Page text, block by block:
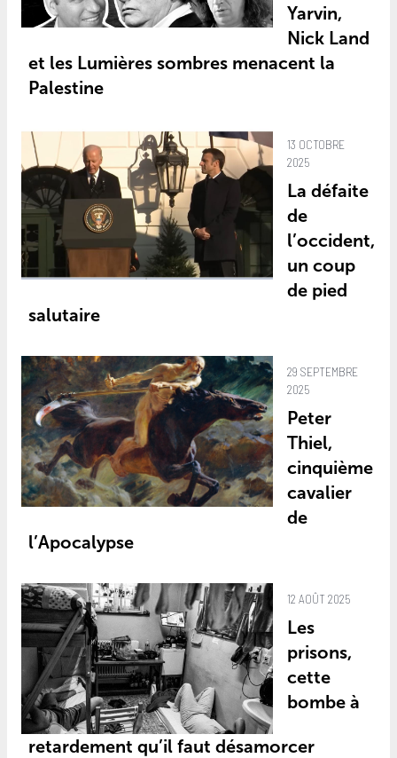
Yarvin,
Nick Land
et les Lumières sombres menacent la
Palestine
13 OCTOBRE
2025
La défaite
de
l’occident,
un coup
de pied
salutaire
29 SEPTEMBRE
2025
Peter
Thiel,
cinquième
cavalier
de
l’Apocalypse
12 AOÛT 2025
Les
prisons,
cette
bombe à
retardement qu’il faut désamorcer